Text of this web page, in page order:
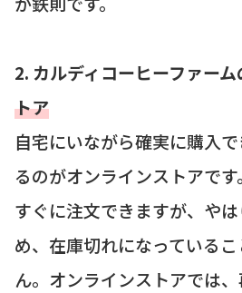
2. カルディコーヒーファーム
トア
自宅にいながら確実に購入
るのがオンラインストアで
すぐに注文できますが、や
め、在庫切れになっている
ん。オンラインストアでは